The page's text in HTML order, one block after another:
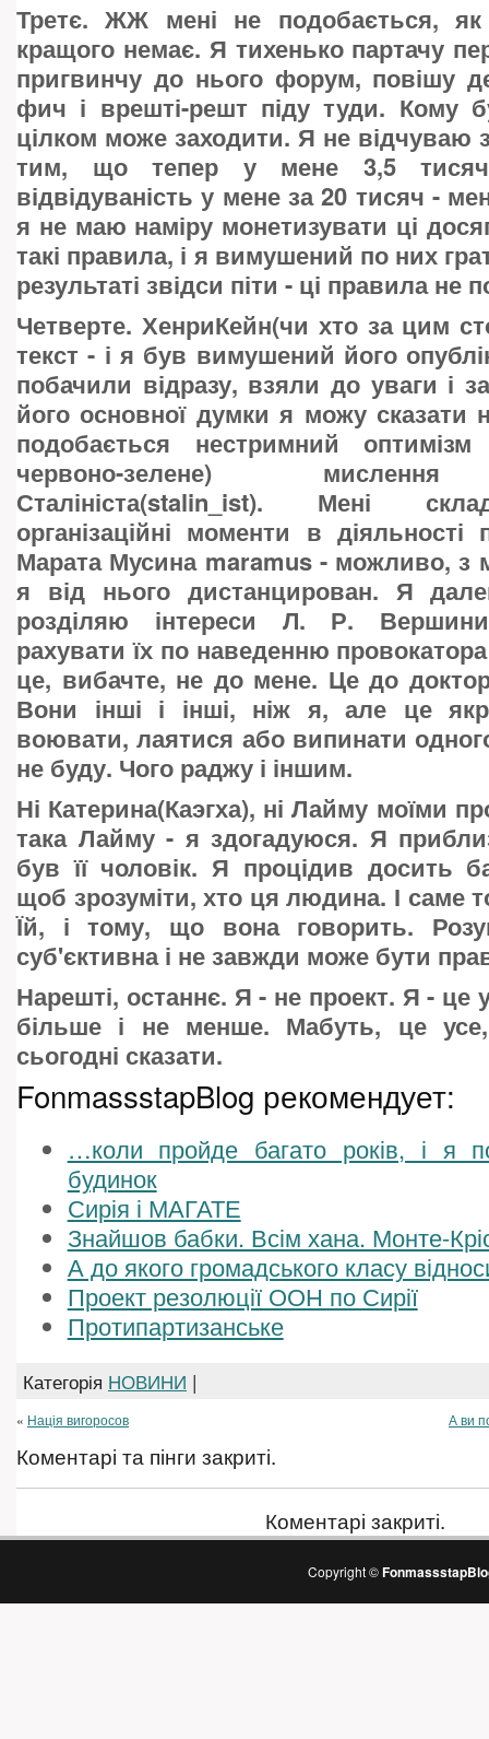
Третє. ЖЖ мені не подобається,
кращого немає. Я тихенько партачу
пригвинчу до нього форум, повішу
фич і врешті-решт піду туди. Кому
цілком може заходити. Я не відчуваю
тим, що тепер у мене 3,5
відвідуваність у мене за 20 тисяч -
я не маю наміру монетизувати ці
такі правила, і я вимушений по них
результаті звідси піти - ці правила не
Четверте. ХенриКейн(чи хто за цим
текст - і я був вимушений його
побачили відразу, взяли до уваги і
його основної думки я можу сказати
подобається нестримний оптимізм
червоно-зелене)
Сталініста(stalin_ist). Мені
організаційні моменти в
Марата Мусина maramus - можливо, з
я від нього дистанцирован. Я
розділяю інтереси Л. Р.
рахувати їх по наведенню
це, вибачте, не до мене. Це до
Вони інші і інші, ніж я, але це
воювати, лаятися або випинати
не буду. Чого раджу і іншим.
Ні Катерина(Каэгха), ні Лайму моїми
така Лайму - я здогадуюся. Я
був її чоловік. Я процідив досить
щоб зрозуміти, хто ця людина. І саме
Їй, і тому, що вона говорить.
суб'єктивна і не завжди може бути
Нарешті, останнє. Я - не проект. Я - це
більше і не менше. Мабуть, це
сьогодні сказати.
FonmassstapBlog рекомендует:
…коли пройде багато років, і я
будинок
Сирія і МАГАТЕ
Знайшов бабки. Всім хана. Монте-
А до якого громадського класу
Проект резолюції ООН по Сирії
Протипартизанське
Категорія НОВИНИ |
« Нація вигоросов А ви
Коментарі та пінги закриті.
Коментарі закриті.
Copyright ©